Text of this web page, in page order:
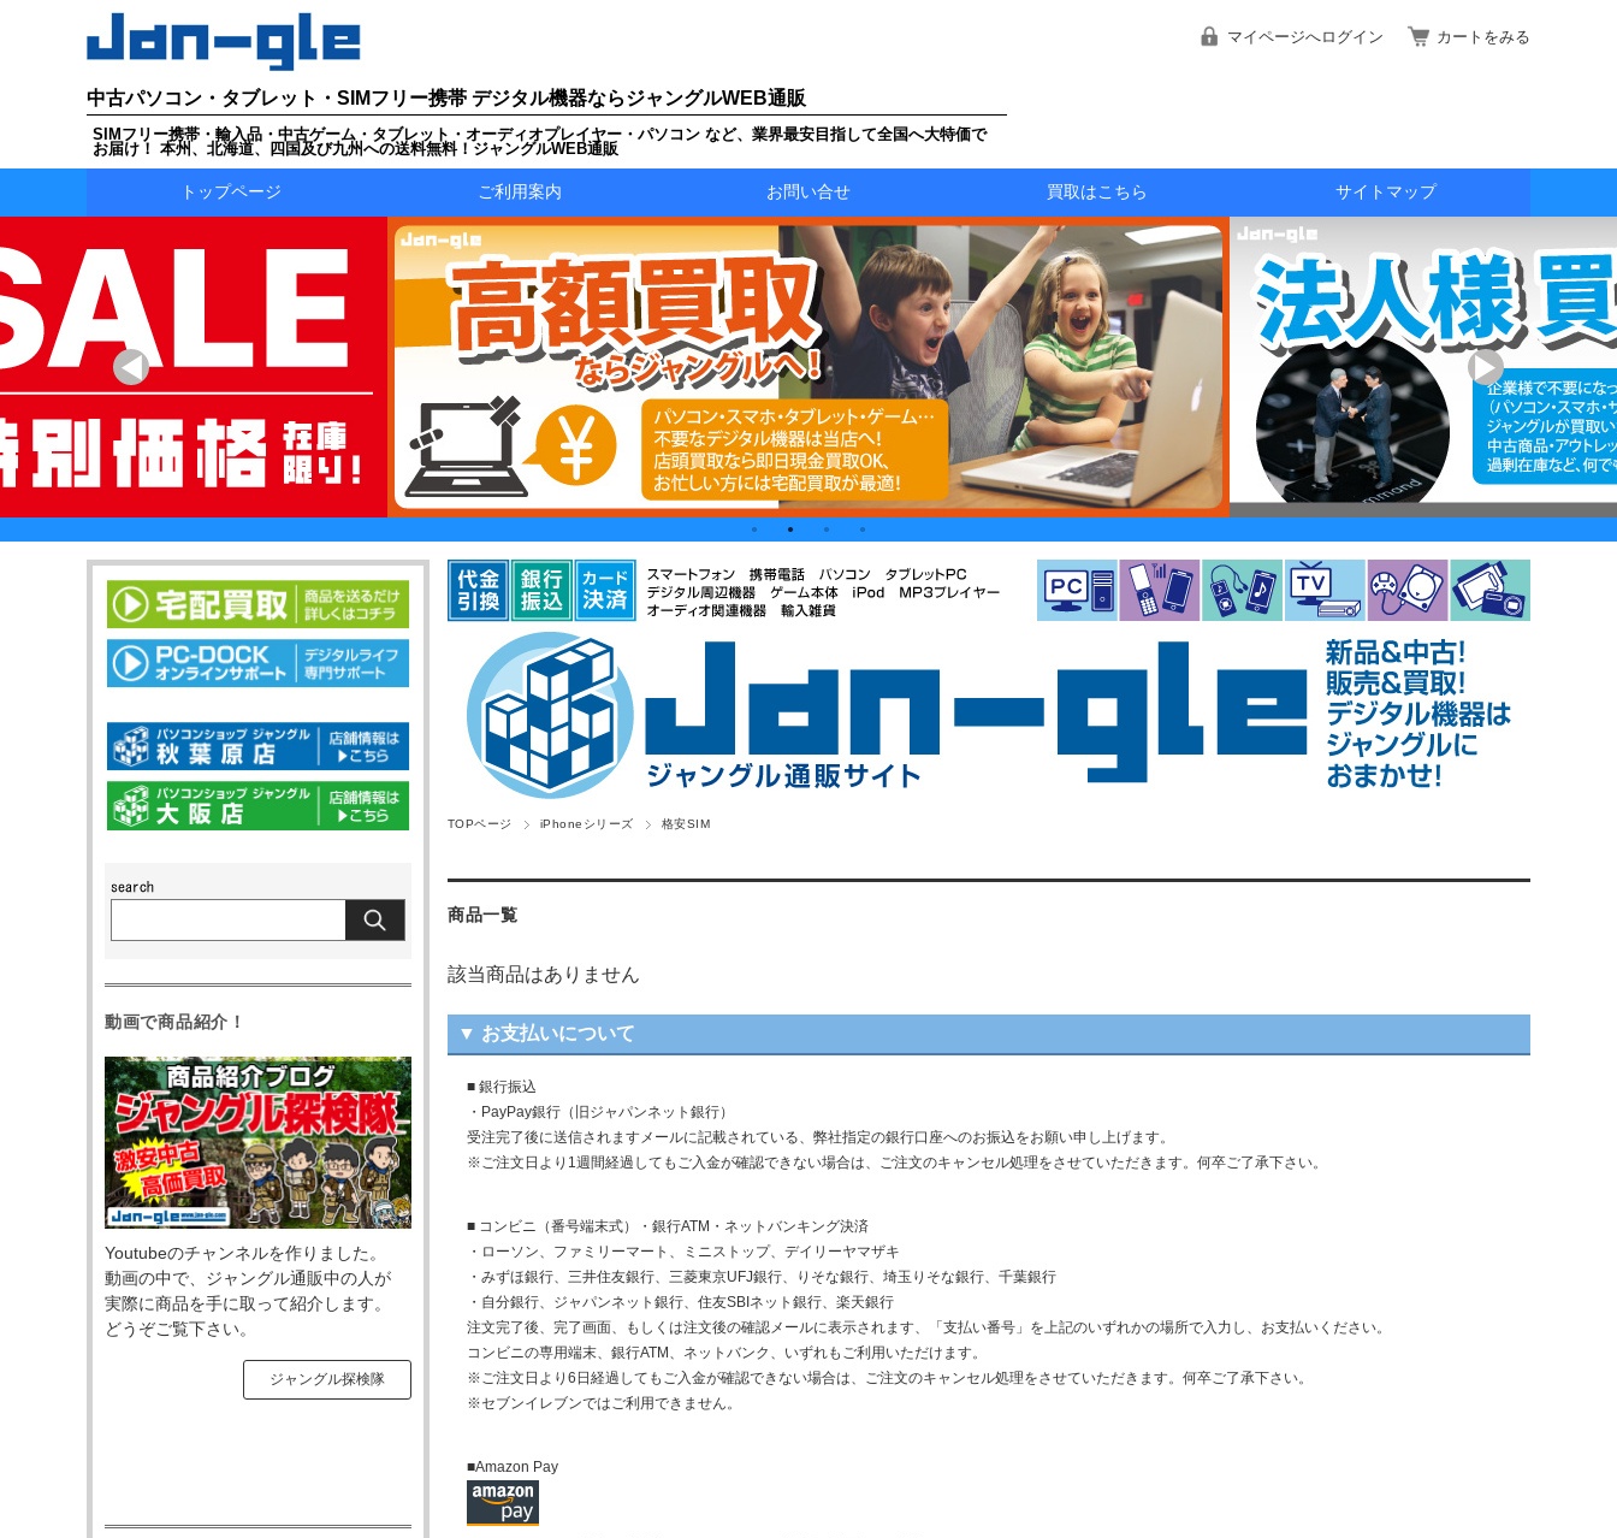
中古パソコン・タブレット・SIMフリー携帯 デジタル機器ならジャングルWEB通販
SIMフリー携帯・輸入品・中古ゲーム・タブレット・オーディオプレイヤー・パソコン など、業界最安目指して全国へ大特価で
お届け！ 本州、北海道、四国及び九州への送料無料！ジャングルWEB通販
マイページへログイン カートをみる
トップページ ご利用案内 お問い合せ 買取はこちら サイトマップ
TOPページ iPhoneシリーズ 格安SIM
商品一覧
該当商品はありません
▼ お支払いについて
■ 銀行振込
・PayPay銀行（旧ジャパンネット銀行）
受注完了後に送信されますメールに記載されている、弊社指定の銀行口座へのお振込をお願い申し上げます。
※ご注文日より1週間経過してもご入金が確認できない場合は、ご注文のキャンセル処理をさせていただきます。何卒ご了承下さい。
■ コンビニ（番号端末式）・銀行ATM・ネットバンキング決済
・ローソン、ファミリーマート、ミニストップ、デイリーヤマザキ
・みずほ銀行、三井住友銀行、三菱東京UFJ銀行、りそな銀行、埼玉りそな銀行、千葉銀行
・自分銀行、ジャパンネット銀行、住友SBIネット銀行、楽天銀行
注文完了後、完了画面、もしくは注文後の確認メールに表示されます、「支払い番号」を上記のいずれかの場所で入力し、お支払いください。
コンビニの専用端末、銀行ATM、ネットバンク、いずれもご利用いただけます。
※ご注文日より6日経過してもご入金が確認できない場合は、ご注文のキャンセル処理をさせていただきます。何卒ご了承下さい。
※セブンイレブンではご利用できません。
■Amazon Pay
動画で商品紹介！
Youtubeのチャンネルを作りました。
動画の中で、ジャングル通販中の人が
実際に商品を手に取って紹介します。
どうぞご覧下さい。
ジャングル探検隊